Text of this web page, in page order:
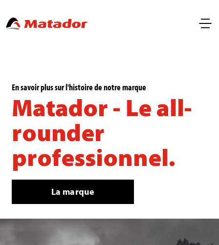
En savoir plus sur l'histoire de notre marque
Matador - Le all-
rounder
professionnel.
La marque